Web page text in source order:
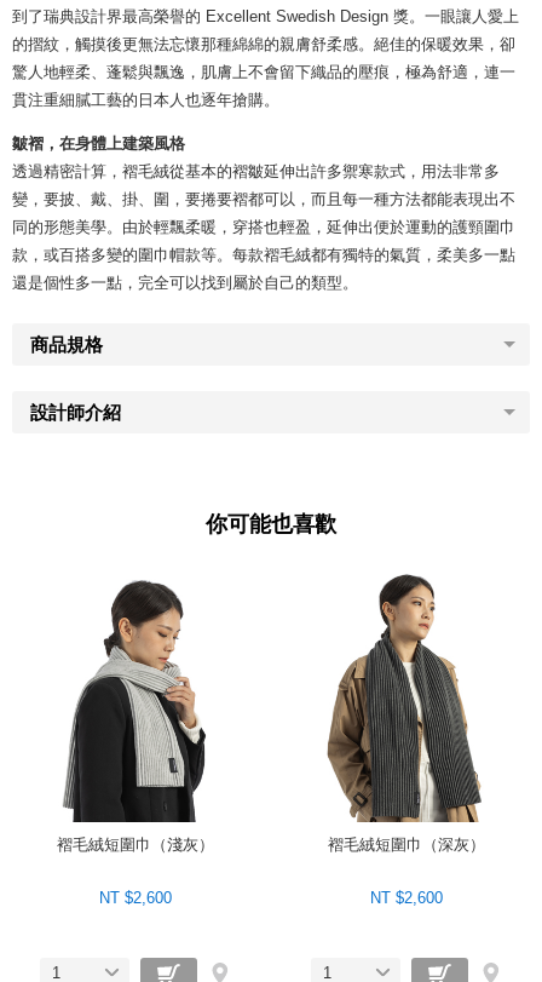
到了瑞典設計界最高榮譽的 Excellent Swedish Design 獎。一眼讓人愛上
的摺紋，觸摸後更無法忘懷那種綿綿的親膚舒柔感。絕佳的保暖效果，卻
驚人地輕柔、蓬鬆與飄逸，肌膚上不會留下織品的壓痕，極為舒適，連一
貫注重細膩工藝的日本人也逐年搶購。
皺褶，在身體上建築風格
透過精密計算，褶毛絨從基本的褶皺延伸出許多禦寒款式，用法非常多
變，要披、戴、掛、圍，要捲要褶都可以，而且每一種方法都能表現出不
同的形態美學。由於輕飄柔暖，穿搭也輕盈，延伸出便於運動的護頸圍巾
款，或百搭多變的圍巾帽款等。每款褶毛絨都有獨特的氣質，柔美多一點
還是個性多一點，完全可以找到屬於自己的類型。
商品規格
設計師介紹
你可能也喜歡
褶毛絨短圍巾（淺灰）
NT $2,600
1
褶毛絨短圍巾（深灰）
NT $2,600
1